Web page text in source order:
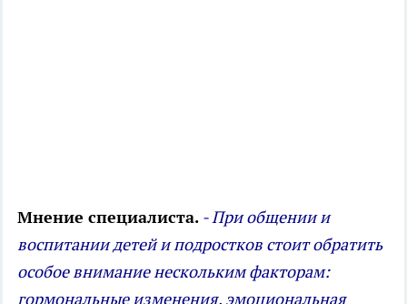
Мнение специалиста. - При общении и
воспитании детей и подростков стоит обратить
особое внимание нескольким факторам:
гормональные изменения, эмоциональная